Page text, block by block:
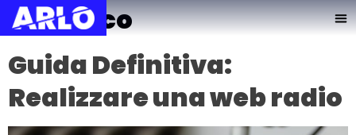
acustico
Guida Definitiva:
Realizzare una web radio